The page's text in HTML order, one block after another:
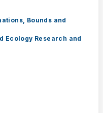
Bounds and
Ecology Research and